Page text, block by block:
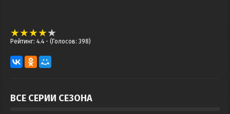
Рейтинг: 4.4 - (Голосов: 398)
ВСЕ СЕРИИ СЕЗОНА